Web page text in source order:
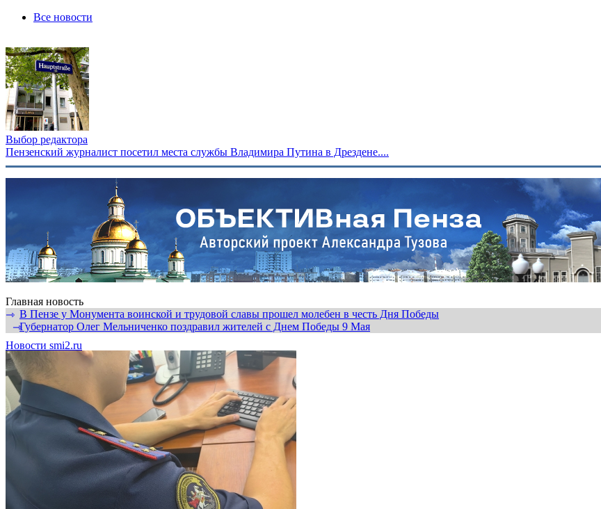
Все новости
Выбор редактора
Пензенский журналист посетил места службы Владимира Путина в Дрездене....
Главная новость
⇾ В Пензе у Монумента воинской и трудовой славы прошел молебен в честь Дня Победы
⇾Губернатор Олег Мельниченко поздравил жителей с Днем Победы 9 Мая
Новости smi2.ru